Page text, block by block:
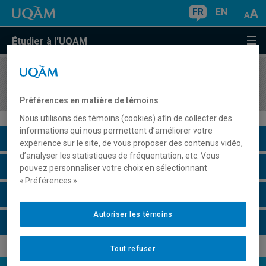
FR EN
Étudier à l'UQAM
COURS//
Description du cours
Horaire - Été 2026
Préférences en matière de témoins
Nous utilisons des témoins (cookies) afin de collecter des
informations qui nous permettent d’améliorer votre
expérience sur le site, de vous proposer des contenus vidéo,
d’analyser les statistiques de fréquentation, etc. Vous
pouvez personnaliser votre choix en sélectionnant
« Préférences ».
Tout refuser
Autoriser les témoins